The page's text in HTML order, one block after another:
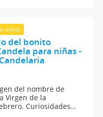
NIÑAS
del bonito
para niñas -
del nombre de
Virgen de la
Curiosidades
niñas. Las niñas que